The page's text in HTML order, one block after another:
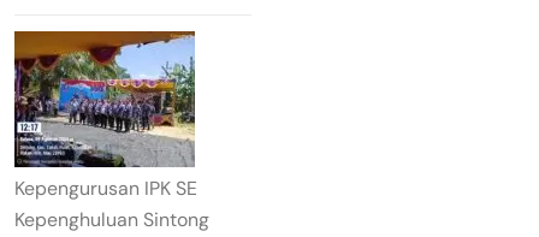
Kepengurusan IPK SE
Kepenghuluan Sintong